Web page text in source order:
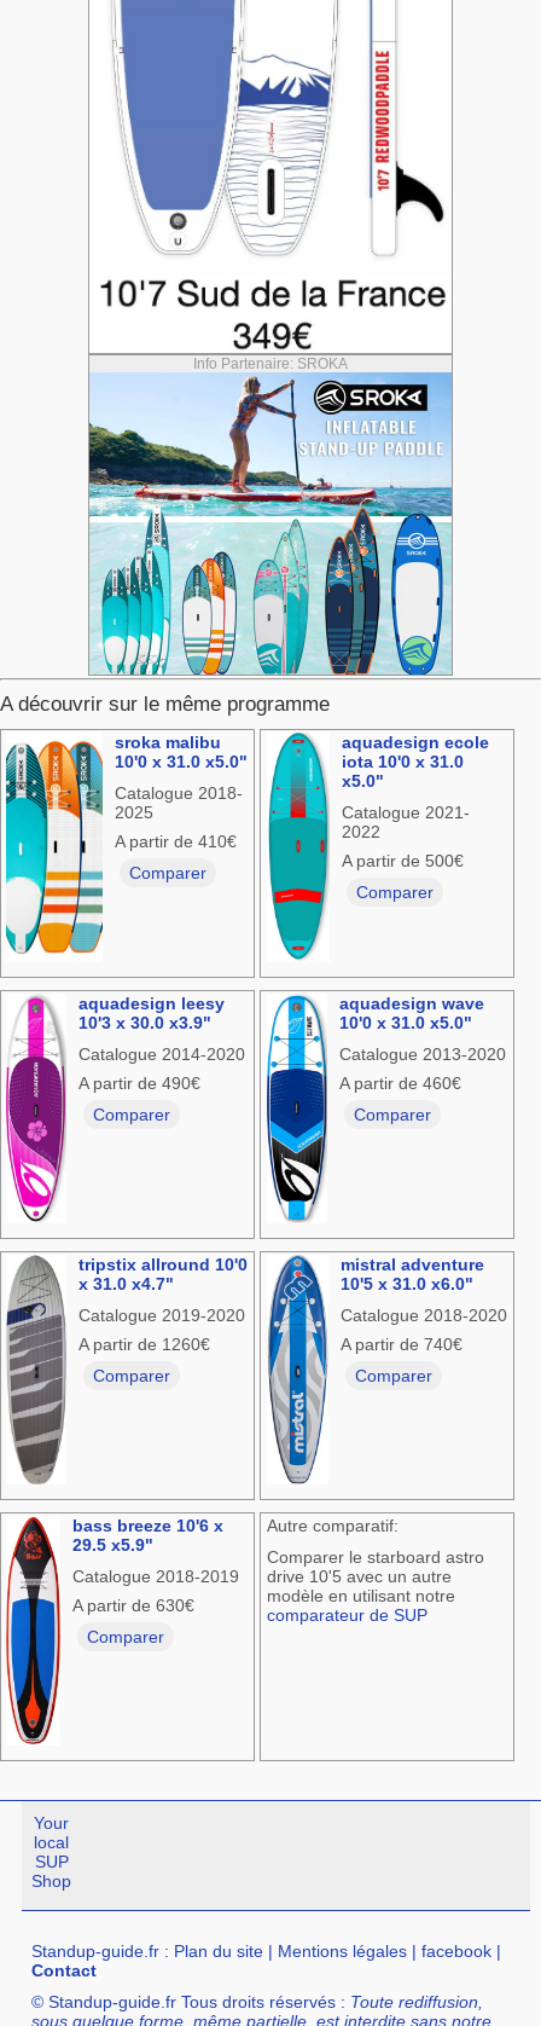
Info Partenaire: SROKA
A découvrir sur le même programme
sroka malibu
10'0 x 31.0 x5.0"
Catalogue 2018-
2025
A partir de 410€
Comparer
aquadesign ecole
iota 10'0 x 31.0
x5.0"
Catalogue 2021-
2022
A partir de 500€
Comparer
aquadesign leesy
10'3 x 30.0 x3.9"
Catalogue 2014-2020
A partir de 490€
Comparer
aquadesign wave
10'0 x 31.0 x5.0"
Catalogue 2013-2020
A partir de 460€
Comparer
tripstix allround 10'0
x 31.0 x4.7"
Catalogue 2019-2020
A partir de 1260€
Comparer
mistral adventure
10'5 x 31.0 x6.0"
Catalogue 2018-2020
A partir de 740€
Comparer
bass breeze 10'6 x
29.5 x5.9"
Catalogue 2018-2019
A partir de 630€
Comparer
Autre comparatif:
Comparer le starboard astro
drive 10'5 avec un autre
modèle en utilisant notre
comparateur de SUP
Your
local
SUP
Shop
Standup-guide.fr : Plan du site | Mentions légales |facebook |
Contact
© Standup-guide.fr Tous droits réservés : Toute rediffusion,
sous quelque forme, même partielle, est interdite sans notre